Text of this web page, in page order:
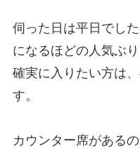
伺った日は平日でし
になるほどの人気ぶ
確実に入りたい方は
す。
カウンター席がある